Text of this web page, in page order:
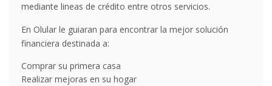
mediante lineas de crédito entre otros servicios.
En Olular le guiaran para encontrar la mejor solución
financiera destinada a:
Comprar su primera casa
Realizar mejoras en su hogar